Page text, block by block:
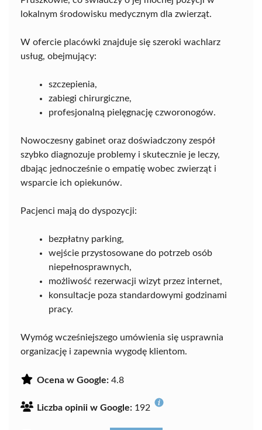
lokalnym środowisku medycznym dla zwierząt.
W ofercie placówki znajduje się szeroki wachlarz
usług, obejmujący:
szczepienia,
zabiegi chirurgiczne,
profesjonalną pielęgnację czworonogów.
Nowoczesny gabinet oraz doświadczony zespół
szybko diagnozuje problemy i skutecznie je leczy,
dbając jednocześnie o empatię wobec zwierząt i
wsparcie ich opiekunów.
Pacjenci mają do dyspozycji:
bezpłatny parking,
wejście przystosowane do potrzeb osób
niepełnosprawnych,
możliwość rezerwacji wizyt przez internet,
konsultacje poza standardowymi godzinami
pracy.
Wymóg wcześniejszego umówienia się usprawnia
organizację i zapewnia wygodę klientom.
Ocena w Google: 4.8
Liczba opinii w Google: 192